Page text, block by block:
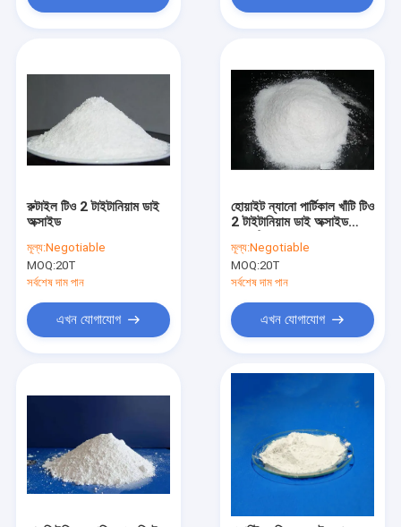
রুটাইল টিও 2 টাইটানিয়াম ডাই
অক্সাইড
মূল্য:Negotiable
MOQ:20T
সর্বশেষ দাম পান
এখন যোগাযোগ
হোয়াইট ন্যানো পার্টিকাল খাঁটি টিও
2 টাইটানিয়াম ডাই অক্সাইড
মূল্য:Negotiable
MOQ:20T
সর্বশেষ দাম পান
এখন যোগাযোগ